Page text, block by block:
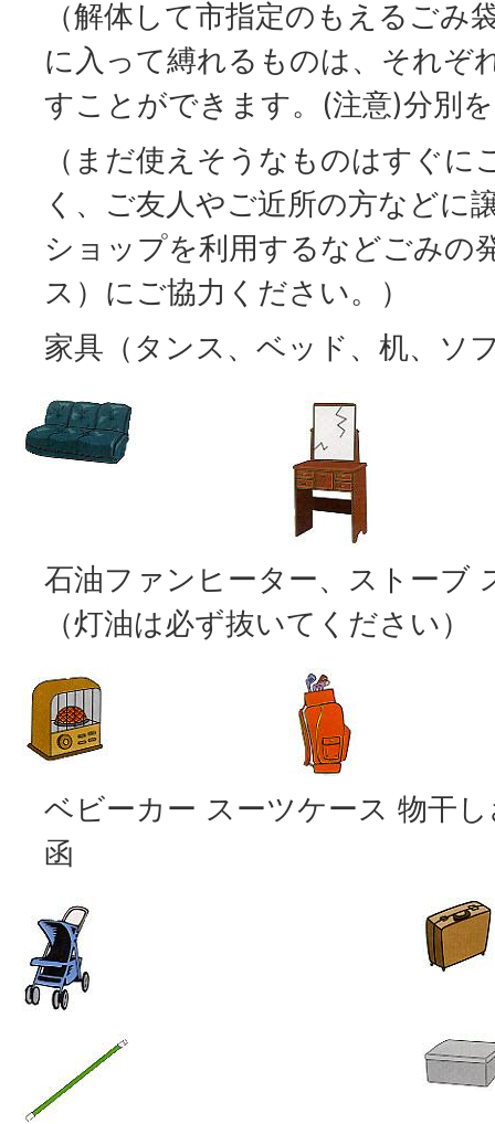
（解体して市指定のもえるごみ
に入って縛れるものは、それぞ
すことができます。(注意)分別
（まだ使えそうなものはすぐ
く、ご友人やご近所の方などに
ショップを利用するなどごみの
ス）にご協力ください。）
家具（タンス、ベッド、机、ソ
石油ファンヒーター、ストーブ
（灯油は必ず抜いてください）
ベビーカー スーツケース 物干
函